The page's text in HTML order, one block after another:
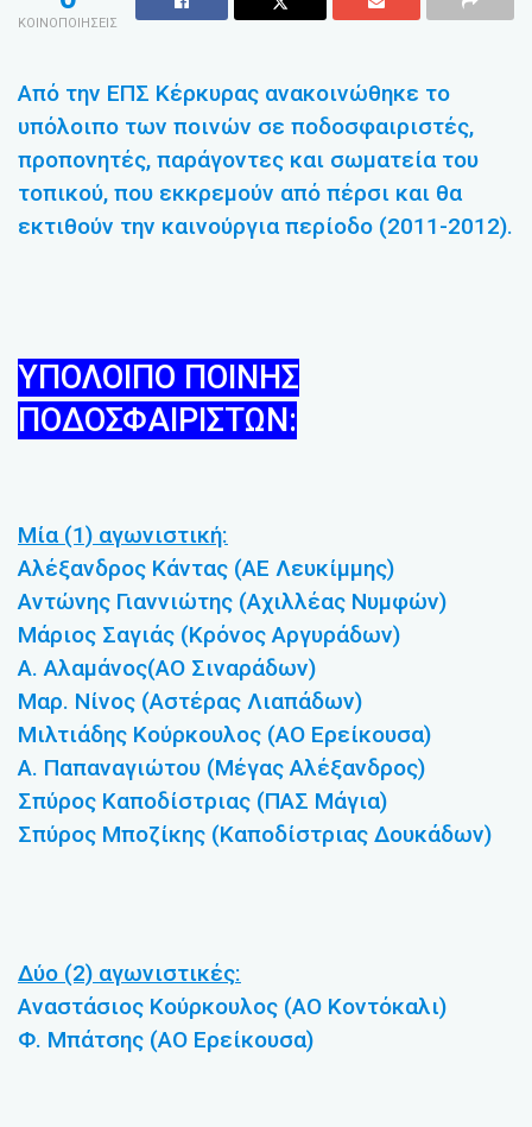
ΚΟΙΝΟΠΟΙΗΣΕΙΣ
Από την ΕΠΣ Κέρκυρας ανακοινώθηκε το
υπόλοιπο των ποινών σε ποδοσφαιριστές,
προπονητές, παράγοντες και σωματεία του
τοπικού, που εκκρεμούν από πέρσι και θα
εκτιθούν την καινούργια περίοδο (2011-2012).
ΥΠΟΛΟΙΠΟ ΠΟΙΝΗΣ
ΠΟΔΟΣΦΑΙΡΙΣΤΩΝ:
Μία (1) αγωνιστική:
Αλέξανδρος Κάντας (ΑΕ Λευκίμμης)
Αντώνης Γιαννιώτης (Αχιλλέας Νυμφών)
Μάριος Σαγιάς (Κρόνος Αργυράδων)
Α. Αλαμάνος(ΑΟ Σιναράδων)
Μαρ. Νίνος (Αστέρας Λιαπάδων)
Μιλτιάδης Κούρκουλος (ΑΟ Ερείκουσα)
Α. Παπαναγιώτου (Μέγας Αλέξανδρος)
Σπύρος Καποδίστριας (ΠΑΣ Μάγια)
Σπύρος Μποζίκης (Καποδίστριας Δουκάδων)
Δύο (2) αγωνιστικές:
Αναστάσιος Κούρκουλος (ΑΟ Κοντόκαλι)
Φ. Μπάτσης (ΑΟ Ερείκουσα)